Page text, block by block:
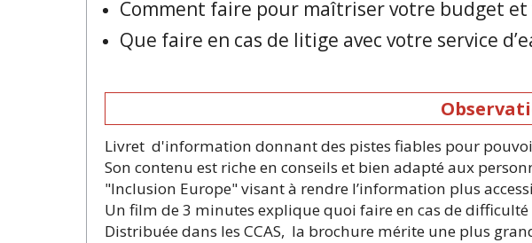
Comment faire pour maîtriser votre budget et
Que faire en cas de litige avec votre service
Livret d'information donnant des pistes fiables pour
Son contenu est riche en conseils et bien adapté aux
"Inclusion Europe" visant à rendre l’information plus
Un film de 3 minutes explique quoi faire en cas de difficulté
Distribuée dans les CCAS, la brochure mérite une plus